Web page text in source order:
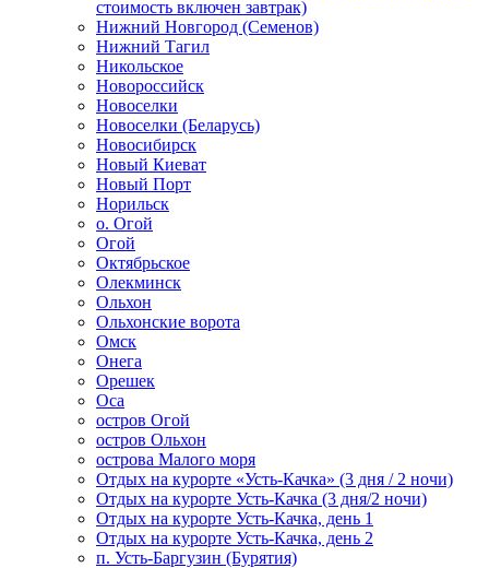
стоимость включен завтрак)
Нижний Новгород (Семенов)
Нижний Тагил
Никольское
Новороссийск
Новоселки
Новоселки (Беларусь)
Новосибирск
Новый Киеват
Новый Порт
Норильск
о. Огой
Огой
Октябрьское
Олекминск
Ольхон
Ольхонские ворота
Омск
Онега
Орешек
Оса
остров Огой
остров Ольхон
острова Малого моря
Отдых на курорте «Усть-Качка» (3 дня / 2 ночи)
Отдых на курорте Усть-Качка (3 дня/2 ночи)
Отдых на курорте Усть-Качка, день 1
Отдых на курорте Усть-Качка, день 2
п. Усть-Баргузин (Бурятия)